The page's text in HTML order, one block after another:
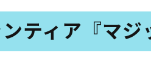
ティア『マジ